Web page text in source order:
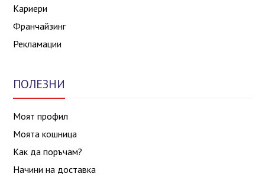
Кариери
Франчайзинг
Рекламации
ПОЛЕЗНИ
Моят профил
Моята кошница
Как да поръчам?
Начини на доставка